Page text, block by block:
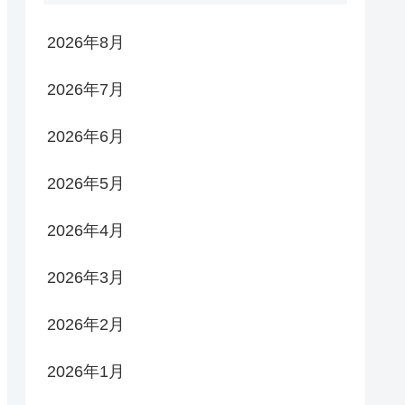
2026年8月
2026年7月
2026年6月
2026年5月
2026年4月
2026年3月
2026年2月
2026年1月